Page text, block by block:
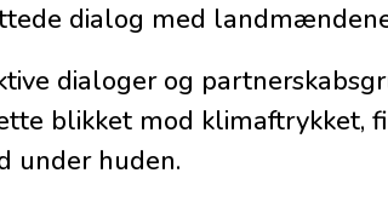
dialog med
dialoger og
blikket mod klimaftrykket,
under huden.